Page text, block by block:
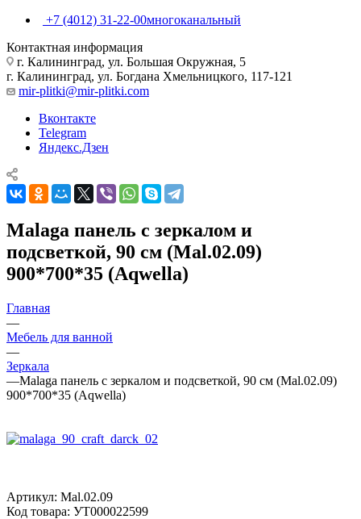
+7 (4012) 31-22-00многоканальный
Контактная информация
г. Калининград, ул. Большая Окружная, 5
г. Калининград, ул. Богдана Хмельницкого, 117-121
mir-plitki@mir-plitki.com
Вконтакте
Telegram
Яндекс.Дзен
Malaga панель с зеркалом и
подсветкой, 90 см (Mal.02.09)
900*700*35 (Aqwella)
Главная
—
Мебель для ванной
—
Зеркала
—Malaga панель с зеркалом и подсветкой, 90 см (Mal.02.09)
900*700*35 (Aqwella)
Артикул: Mal.02.09
Код товара: УТ000022599